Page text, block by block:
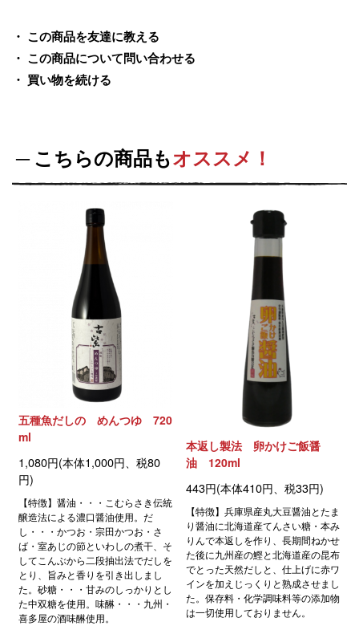
この商品を友達に教える
この商品について問い合わせる
買い物を続ける
こちらの商品もオススメ！
五種魚だしの めんつゆ 720
ml
1,080円(本体1,000円、税80
円)
【特徴】醤油・・・こむらさき伝統
醸造法による濃口醤油使用。だ
し・・・かつお・宗田かつお・さ
ば・室あじの節といわしの煮干、そ
してこんぶから二段抽出法でだしを
とり、旨みと香りを引き出しまし
た。砂糖・・・甘みのしっかりとし
た中双糖を使用。味醂・・・九州・
喜多屋の酒味醂使用。
本返し製法 卵かけご飯醤
油 120ml
443円(本体410円、税33円)
【特徴】兵庫県産丸大豆醤油とたま
り醤油に北海道産てんさい糖・本み
りんで本返しを作り、長期間ねかせ
た後に九州産の鰹と北海道産の昆布
でとった天然だしと、仕上げに赤ワ
インを加えじっくりと熟成させまし
た。保存料・化学調味料等の添加物
は一切使用しておりません。